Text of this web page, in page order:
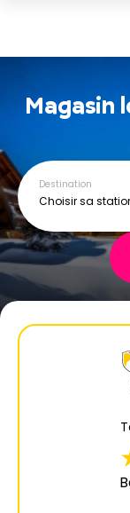
Magasin
Destination
Choisir sa